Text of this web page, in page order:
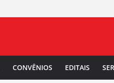
CONVÊNIOS EDITAIS